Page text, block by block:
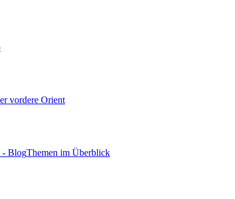
vordere Orient
- BlogThemen im Überblick